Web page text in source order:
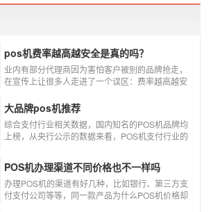
pos机费率越高越安全是真的吗？
业内有部分代理商因为害怕客户被别的品牌抢走，
在宣传上让很多人走进了一个误区：费率越高越安
真的是这样吗?
大品牌pos机推荐
综合支付行业相关数据，国内知名的POS机品牌均
上榜，从央行公示的数据来看，POS机支付行业的
中，瑞银信与随行付增长率居于较快的水平，如今
POS机品牌各种各样，每年支付公司都会上几个新
品牌，所以我们在选择POS机的时候，一定认证正
规一清机。
POS机办理渠道不同价格也不一样吗
办理POS机的渠道有好几种，比如银行、第三方支
付支付公司等等，同一款产品为什么POS机价格却